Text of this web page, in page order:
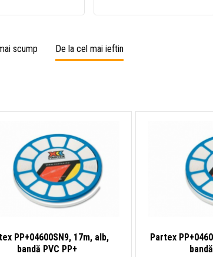
albă PPA+,
PP+
scump
De la cel mai ieftin
PP+04600SN9, 17m, alb,
bandă PVC PP+
Partex